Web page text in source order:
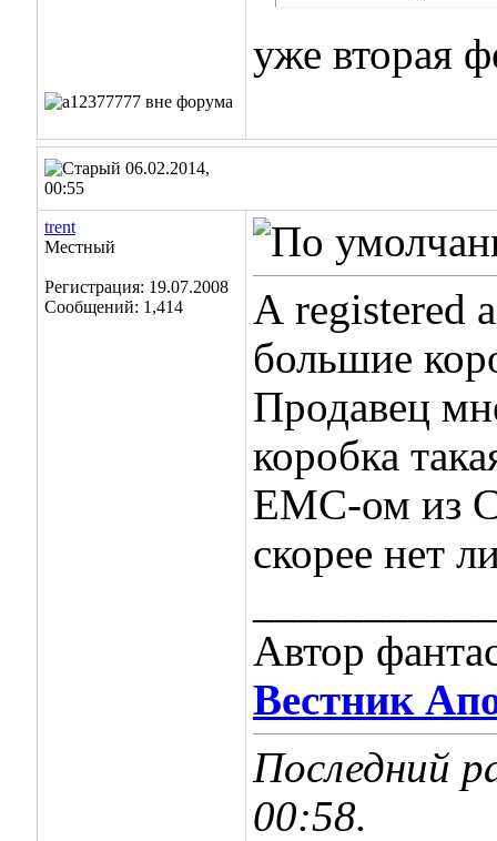
уже вторая
06.02.2014,
00:55
trent
Местный
Регистрация: 19.07.2008
Сообщений: 1,414
А registered
большие
Продавец
коробка
ЕМС-ом из
скорее нет
Автор
Вестник
Последний
00:58.